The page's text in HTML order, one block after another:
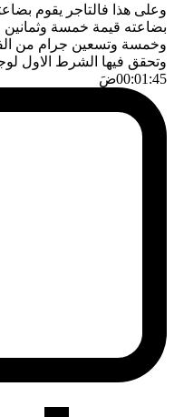
وعلى هذا فالتاجر يقوم
بضاعته قيمة خمسة
وخمسة وتسعين جرام من
وتحقق فيها الشرط الاول
00:01:45ضَ